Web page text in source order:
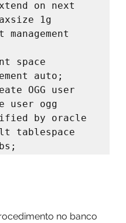
on next
1g
management
space
auto;
OGG user
user ogg
by oracle
tablespace
no banco